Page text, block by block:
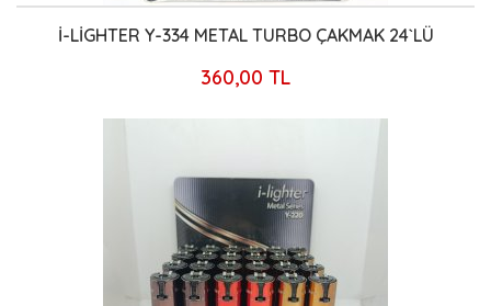
İ-LİGHTER Y-334 METAL TURBO ÇAKMAK 24`LÜ
360,00 TL